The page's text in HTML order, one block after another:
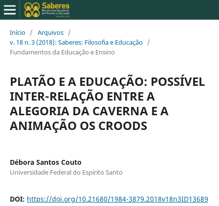
Início / Arquivos /
v. 18 n. 3 (2018): Saberes: Filosofia e Educação /
Fundamentos da Educação e Ensino
PLATÃO E A EDUCAÇÃO: POSSÍVEL
INTER-RELAÇÃO ENTRE A
ALEGORIA DA CAVERNA E A
ANIMAÇÃO OS CROODS
Débora Santos Couto
Universidade Federal do Espírito Santo
DOI: https://doi.org/10.21680/1984-3879.2018v18n3ID13689